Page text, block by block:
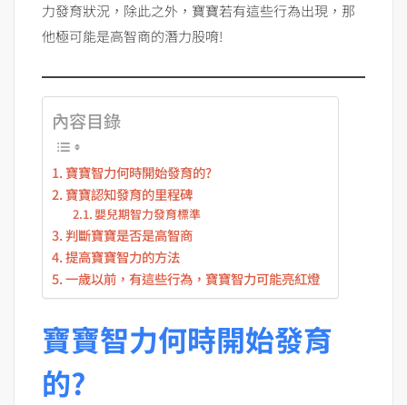
力發育狀況，除此之外，寶寶若有這些行為出現，那
他極可能是高智商的潛力股唷!
內容目錄
寶寶智力何時開始發育的?
寶寶認知發育的里程碑
嬰兒期智力發育標準
判斷寶寶是否是高智商
提高寶寶智力的方法
一歲以前，有這些行為，寶寶智力可能亮紅燈
寶寶智力何時開始發育
的?